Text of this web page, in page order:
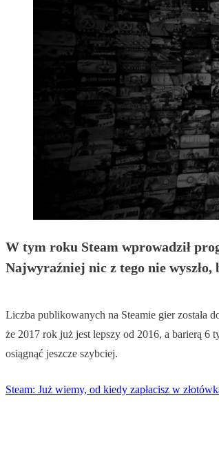
W tym roku Steam wprowadził
Najwyraźniej nic z tego nie
Liczba publikowanych na Steamie gier została
że 2017 rok już jest lepszy od 2016, a barierą 6
osiągnąć jeszcze szybciej.
Steam: Już wiemy, od kiedy zapłacisz w